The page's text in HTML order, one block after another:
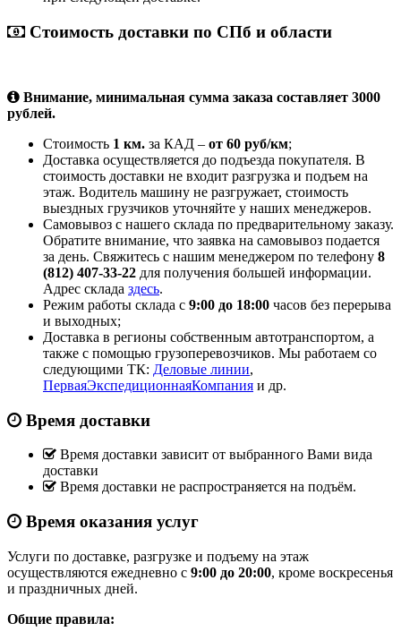
Стоимость доставки по СПб и области
Внимание, минимальная сумма заказа составляет 3000
рублей.
Стоимость 1 км. за КАД – от 60 руб/км;
Доставка осуществляется до подъезда покупателя. В
стоимость доставки не входит разгрузка и подъем на
этаж. Водитель машину не разгружает, стоимость
выездных грузчиков уточняйте у наших менеджеров.
Самовывоз с нашего склада по предварительному заказу.
Обратите внимание, что заявка на самовывоз подается
за день. Свяжитесь с нашим менеджером по телефону 8
(812) 407-33-22 для получения большей информации.
Адрес склада здесь.
Режим работы склада с 9:00 до 18:00 часов без перерыва
и выходных;
Доставка в регионы собственным автотранспортом, а
также с помощью грузоперевозчиков. Мы работаем со
следующими ТК: Деловые линии,
ПерваяЭкспедиционнаяКомпания и др.
Время доставки
Время доставки зависит от выбранного Вами вида
доставки
Время доставки не распространяется на подъём.
Время оказания услуг
Услуги по доставке, разгрузке и подъему на этаж
осуществляются ежедневно с 9:00 до 20:00, кроме воскресенья
и праздничных дней.
Общие правила: